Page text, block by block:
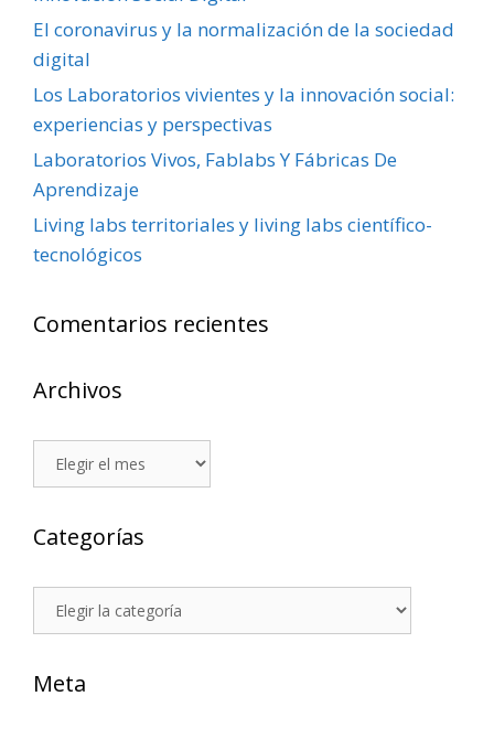
El coronavirus y la normalización de la sociedad
digital
Los Laboratorios vivientes y la innovación social:
experiencias y perspectivas
Laboratorios Vivos, Fablabs Y Fábricas De
Aprendizaje
Living labs territoriales y living labs científico-
tecnológicos
Comentarios recientes
Archivos
Archivos
Categorías
Categorías
Meta